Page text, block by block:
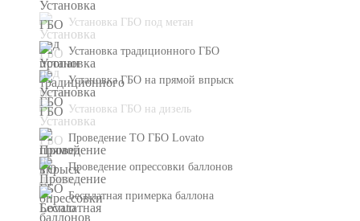
Установка ГБО под метан
Установка традиционного ГБО
Установка ГБО на прямой впрыск
Установка ГБО на дизель
Проведение ТО ГБО Lovato
Проведение опрессовки баллонов
Бесплатная примерка баллона